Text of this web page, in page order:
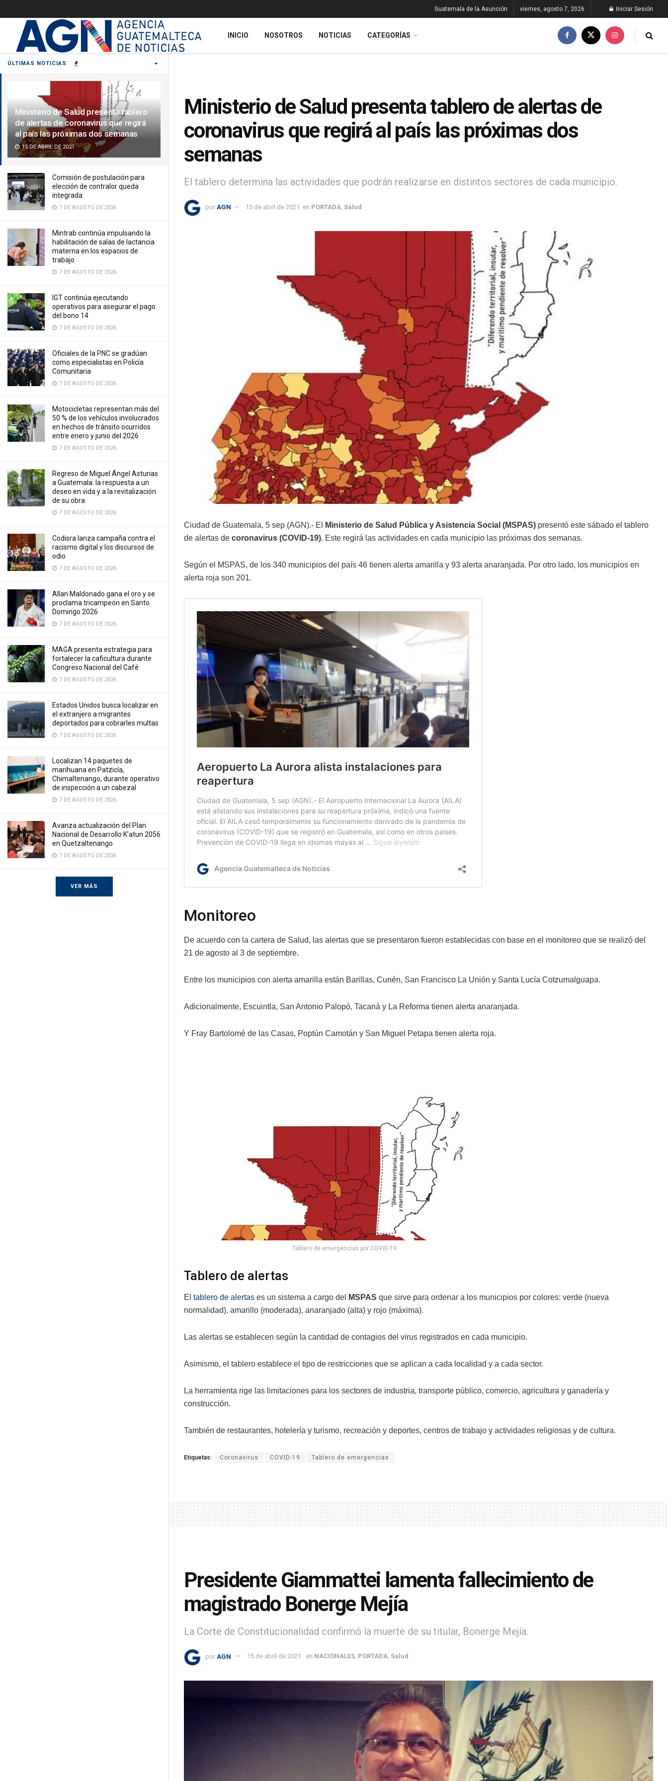
ÚLTIMAS NOTICIAS
Ministerio de Salud presenta tablero
de alertas de coronavirus que regirá
al país las próximas dos semanas
15 DE ABRIL DE 2021
Comisión de postulación para
elección de contralor queda
integrada
7 DE AGOSTO DE 2026
Mintrab continúa impulsando la
habilitación de salas de lactancia
materna en los espacios de
trabajo
7 DE AGOSTO DE 2026
IGT continúa ejecutando
operativos para asegurar el pago
del bono 14
7 DE AGOSTO DE 2026
Oficiales de la PNC se gradúan
como especialistas en Policía
Comunitaria
7 DE AGOSTO DE 2026
Motocicletas representan más del
50 % de los vehículos involucrados
en hechos de tránsito ocurridos
entre enero y junio del 2026
7 DE AGOSTO DE 2026
Regreso de Miguel Ángel Asturias
a Guatemala: la respuesta a un
deseo en vida y a la revitalización
de su obra
7 DE AGOSTO DE 2026
Codisra lanza campaña contra el
racismo digital y los discursos de
odio
7 DE AGOSTO DE 2026
Allan Maldonado gana el oro y se
proclama tricampeón en Santo
Domingo 2026
7 DE AGOSTO DE 2026
MAGA presenta estrategia para
fortalecer la caficultura durante
Congreso Nacional del Café
7 DE AGOSTO DE 2026
Estados Unidos busca localizar en
el extranjero a migrantes
deportados para cobrarles multas
7 DE AGOSTO DE 2026
Localizan 14 paquetes de
marihuana en Patzicía,
Chimaltenango, durante operativo
de inspección a un cabezal
7 DE AGOSTO DE 2026
Avanza actualización del Plan
Nacional de Desarrollo K’atun 2056
en Quetzaltenango
7 DE AGOSTO DE 2026
VER MÁS
Guatemala de la Asunción viernes, agosto 7, 2026 Iniciar Sesión
INICIO NOSOTROS NOTICIAS CATEGORÍAS
Ministerio de Salud presenta tablero de alertas de
coronavirus que regirá al país las próximas dos
semanas
El tablero determina las actividades que podrán realizarse en distintos sectores de cada municipio.
por AGN 15 de abril de 2021 en PORTADA Salud
Ciudad de Guatemala, 5 sep (AGN).- El Ministerio de Salud Pública y Asistencia Social (MSPAS) presentó este sábado el tablero
de alertas de coronavirus (COVID-19). Este regirá las actividades en cada municipio las próximas dos semanas.
Según el MSPAS, de los 340 municipios del país 46 tienen alerta amarilla y 93 alerta anaranjada. Por otro lado, los municipios en
alerta roja son 201.
Monitoreo
De acuerdo con la cartera de Salud, las alertas que se presentaron fueron establecidas con base en el monitoreo que se realizó del
21 de agosto al 3 de septiembre.
Entre los municipios con alerta amarilla están Barillas, Cunén, San Francisco La Unión y Santa Lucía Cotzumalguapa.
Adicionalmente, Escuintla, San Antonio Palopó, Tacaná y La Reforma tienen alerta anaranjada.
Y Fray Bartolomé de las Casas, Poptún Camotán y San Miguel Petapa tienen alerta roja.
Tablero de emergencias por COVID-19
Tablero de alertas
El tablero de alertas es un sistema a cargo del MSPAS que sirve para ordenar a los municipios por colores: verde (nueva
normalidad), amarillo (moderada), anaranjado (alta) y rojo (máxima).
Las alertas se establecen según la cantidad de contagios del virus registrados en cada municipio.
Asimismo, el tablero establece el tipo de restricciones que se aplican a cada localidad y a cada sector.
La herramienta rige las limitaciones para los sectores de industria, transporte público, comercio, agricultura y ganadería y
construcción.
También de restaurantes, hotelería y turismo, recreación y deportes, centros de trabajo y actividades religiosas y de cultura.
Etiquetas: Coronavirus COVID-19 Tablero de emergencias
Presidente Giammattei lamenta fallecimiento de
magistrado Bonerge Mejía
La Corte de Constitucionalidad confirmó la muerte de su titular, Bonerge Mejía.
por AGN 15 de abril de 2021 en NACIONALES, PORTADA, Salud